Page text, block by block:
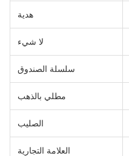
هدية
لا شيء
سلسلة الصندوق
مطلي بالذهب
الصليب
العلامة التجارية